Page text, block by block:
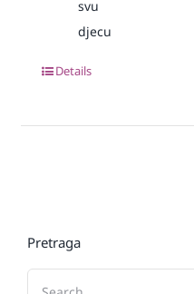
svu
djecu
Details
Pretraga